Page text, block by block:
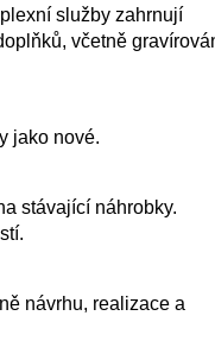
služby zahrnují
včetně
jako nové.
stávající náhrobky.
návrhu, realizace a